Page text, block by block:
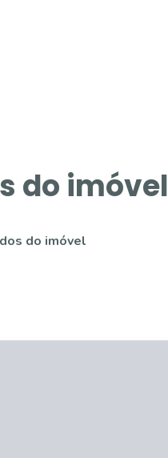
do imóvel
do imóvel